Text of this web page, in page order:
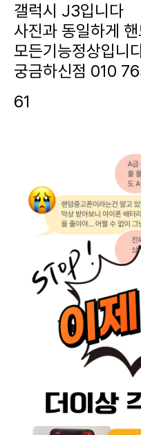
갤럭시 J3입니다
사진과 동일하게
모든기능정상입니
궁금하신점 010
61